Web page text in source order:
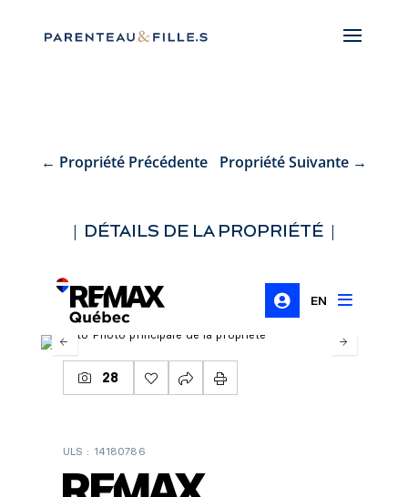
← Propriété Précédente Propriété Suivante →
| DÉTAILS DE LA PROPRIÉTÉ |